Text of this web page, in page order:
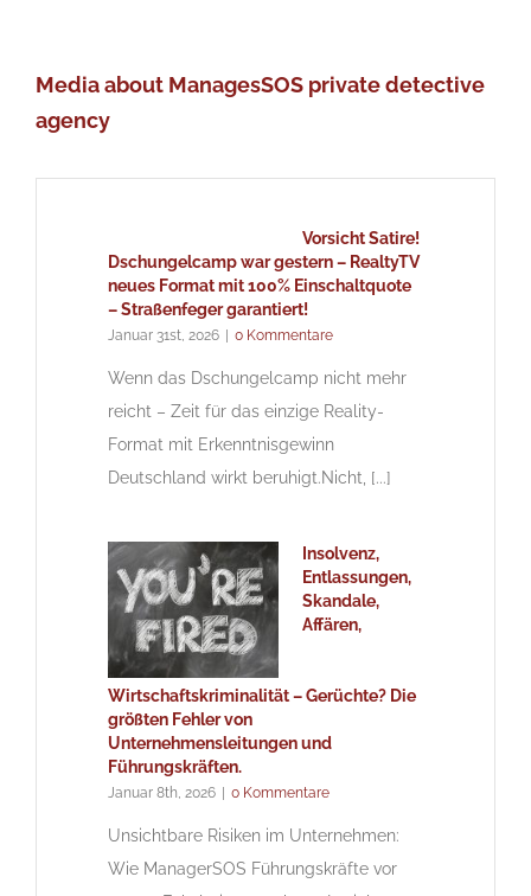
Media about ManagesSOS private detective
agency
Vorsicht Satire!
Dschungelcamp war gestern – RealtyTV
neues Format mit 100% Einschaltquote
– Straßenfeger garantiert!
Januar 31st, 2026 0 Kommentare
Wenn das Dschungelcamp nicht mehr
reicht – Zeit für das einzige Reality-
Format mit Erkenntnisgewinn
Deutschland wirkt beruhigt.Nicht, [...]
Insolvenz,
Entlassungen,
Skandale,
Affären,
Wirtschaftskriminalität – Gerüchte? Die
größten Fehler von
Unternehmensleitungen und
Führungskräften.
Januar 8th, 2026 0 Kommentare
Unsichtbare Risiken im Unternehmen:
Wie ManagerSOS Führungskräfte vor